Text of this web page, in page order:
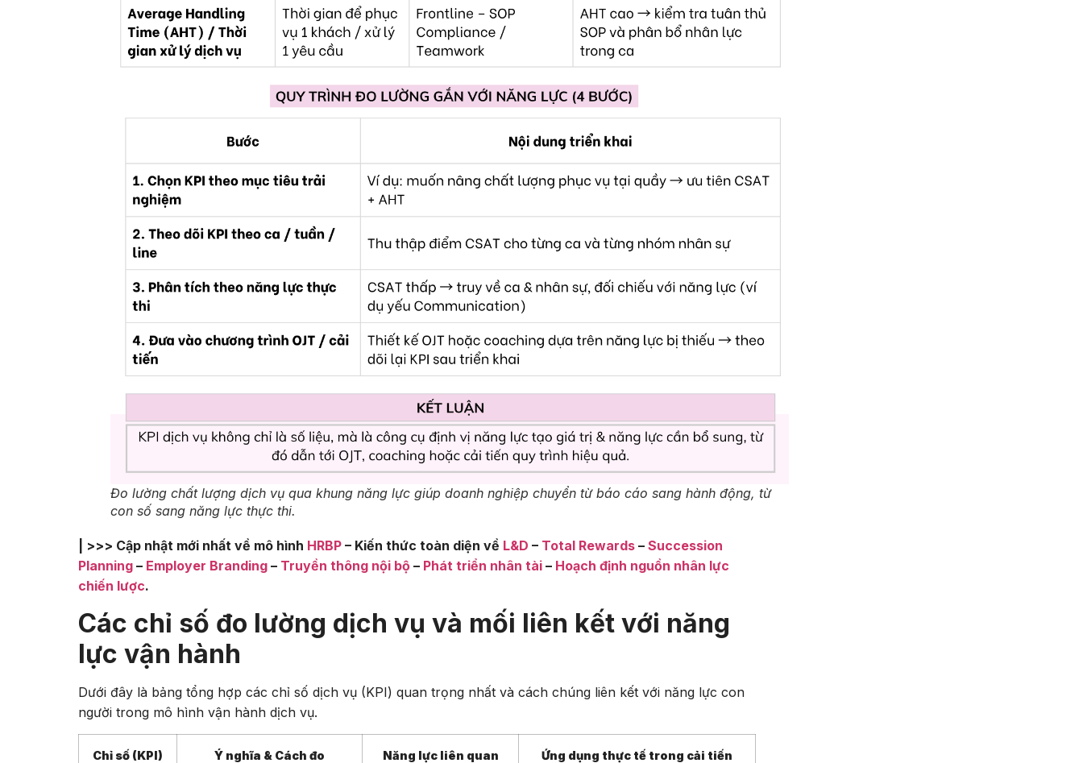
Đo lường chất lượng dịch vụ qua khung năng lực giúp doanh nghiệp chuyển từ báo cáo sang hành động, từ
con số sang năng lực thực thi.
| >>> Cập nhật mới nhất về mô hình HRBP – Kiến thức toàn diện về L&D – Total Rewards – Succession
Planning – Employer Branding – Truyền thông nội bộ – Phát triển nhân tài – Hoạch định nguồn nhân lực
chiến lược.
Các chỉ số đo lường dịch vụ và mối liên kết với năng
lực vận hành
Dưới đây là bảng tổng hợp các chỉ số dịch vụ (KPI) quan trọng nhất và cách chúng liên kết với năng lực con
người trong mô hình vận hành dịch vụ.
Chỉ số (KPI) Ý nghĩa & Cách đo
Năng lực liên quan
Ứng dụng thực tế trong cải tiến